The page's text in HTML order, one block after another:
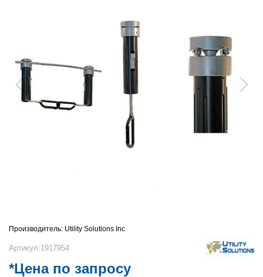
Производитель: Utility Solutions Inc
Артикул:1917954
*Цена по запросу